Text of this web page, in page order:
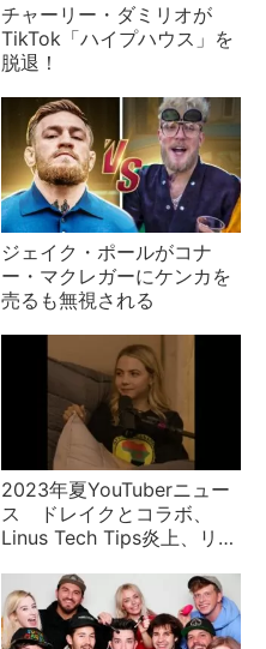
チャーリー・ダミリオが
TikTok「ハイプハウス」を
脱退！
ジェイク・ポールがコナ
ー・マクレガーにケンカを
売るも無視される
2023年夏YouTuberニュー
ス ドレイクとコラボ、
Linus Tech Tips炎上、リ